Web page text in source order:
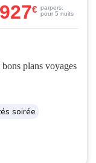
soirée
927€ parpers.
pour 5 nuits